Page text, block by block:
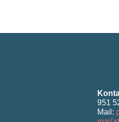
951
Mail: